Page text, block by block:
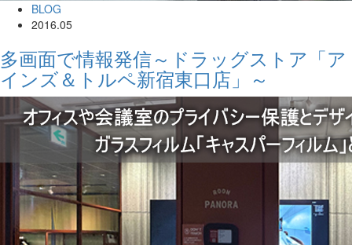
BLOG
2016.05
多画面で情報発信～ドラッグストア「ア
インズ＆トルペ新宿東口店」～